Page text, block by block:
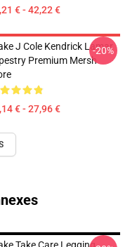
€ - 42,22 €
J Cole Kendrick Lamar
Premium Mersh
€ - 27,96 €
-20%